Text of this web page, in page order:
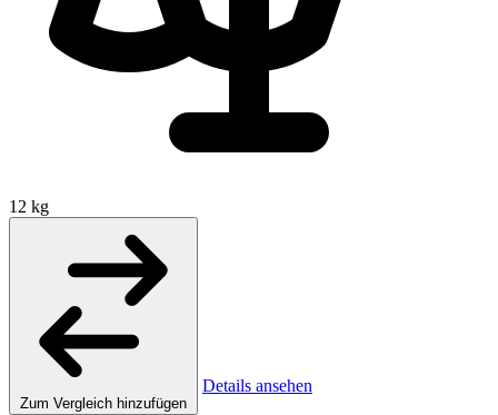
12 kg
Zum Vergleich hinzufügen
Details ansehen